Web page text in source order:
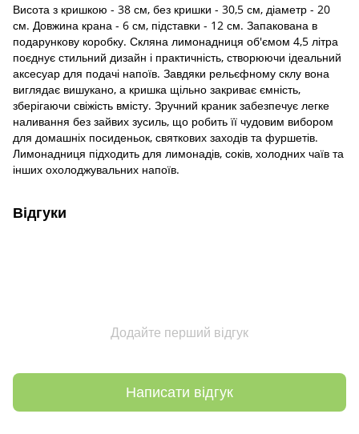
Висота з кришкою - 38 см, без кришки - 30,5 см, діаметр - 20
см. Довжина крана - 6 см, підставки - 12 см. Запакована в
подарункову коробку. Скляна лимонадниця об'ємом 4,5 літра
поєднує стильний дизайн і практичність, створюючи ідеальний
аксесуар для подачі напоїв. Завдяки рельєфному склу вона
виглядає вишукано, а кришка щільно закриває ємність,
зберігаючи свіжість вмісту. Зручний краник забезпечує легке
наливання без зайвих зусиль, що робить її чудовим вибором
для домашніх посиденьок, святкових заходів та фуршетів.
Лимонадниця підходить для лимонадів, соків, холодних чаїв та
інших охолоджувальних напоїв.
Відгуки
Додайте перший відгук
Написати відгук